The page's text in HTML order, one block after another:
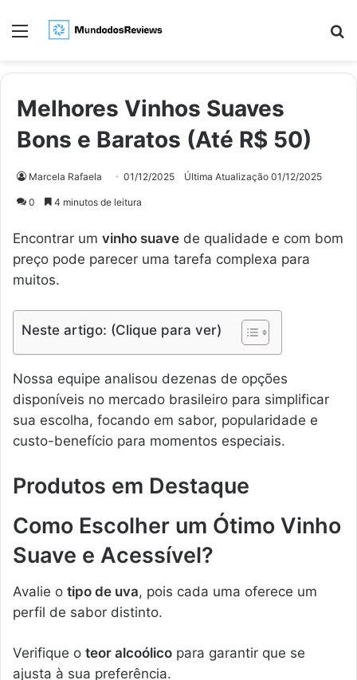
Menu
Melhores Vinhos Suaves
Bons e Baratos (Até R$ 50)
Marcela Rafaela 01/12/2025 Última Atualização 01/12/2025
0 4 minutos de leitura
Encontrar um vinho suave de qualidade e com bom
preço pode parecer uma tarefa complexa para
muitos.
Neste artigo: (Clique para ver)
Nossa equipe analisou dezenas de opções
disponíveis no mercado brasileiro para simplificar
sua escolha, focando em sabor, popularidade e
custo-benefício para momentos especiais.
Produtos em Destaque
Como Escolher um Ótimo Vinho
Suave e Acessível?
Avalie o tipo de uva, pois cada uma oferece um
perfil de sabor distinto.
Verifique o teor alcoólico para garantir que se
ajusta à sua preferência.